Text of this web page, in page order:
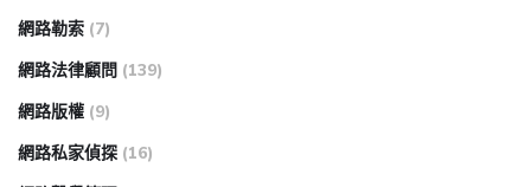
網路勒索 (7)
網路法律顧問 (139)
網路版權 (9)
網路私家偵探 (16)